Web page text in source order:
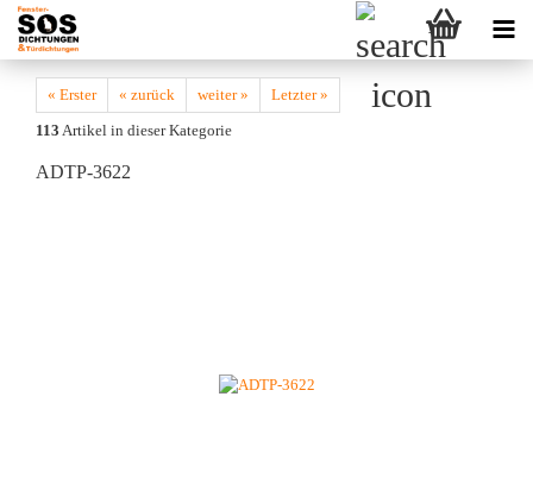
« Erster « zurück weiter »
Letzter »
113 Artikel in dieser Kategorie
ADTP-3622